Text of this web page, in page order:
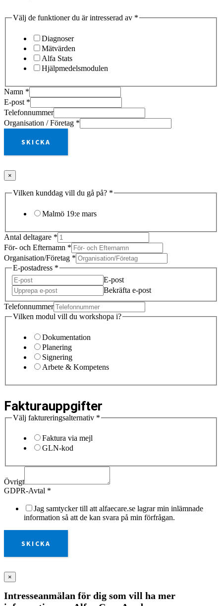
Välj de funktioner du är intresserad av *
Diagnoser
Mätvärden
Alfa Stats
Hjälpmedelsmodulen
Namn *
E-post *
Telefonnummer
Organisation / Företag *
SKICKA
×
Vilken kunddag vill du gå på? *
Malmö 19:e mars
Antal deltagare *
För- och Efternamn *
Organisation/Företag *
E-postadress *
E-post
Bekräfta e-post
Telefonnummer
Vilken modul vill du workshopa i?
Dokumentation
Planering
Signering
Arbete & Kompetens
Fakturauppgifter
Välj faktureringsalternativ *
Faktura via mejl
GLN-kod
Övrigt
GDPR-Avtal *
Jag samtycker till att alfaecare.se lagrar min inlämnade
information så att de kan svara på min förfrågan.
SKICKA
×
Intresseanmälan för dig som vill ha mer